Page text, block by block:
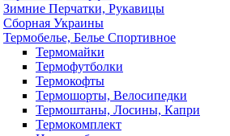
Зимние Перчатки, Рукавицы
Сборная Украины
Термобелье, Белье Спортивное
Термомайки
Термофутболки
Термокофты
Термошорты, Велосипедки
Термоштаны, Лосины, Капри
Термокомплект